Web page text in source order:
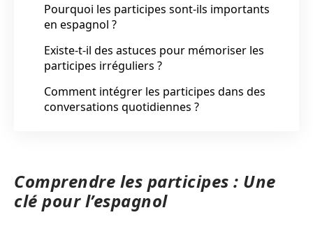
Pourquoi les participes sont-ils importants
en espagnol ?
Existe-t-il des astuces pour mémoriser les
participes irréguliers ?
Comment intégrer les participes dans des
conversations quotidiennes ?
Comprendre les participes : Une
clé pour l’espagnol